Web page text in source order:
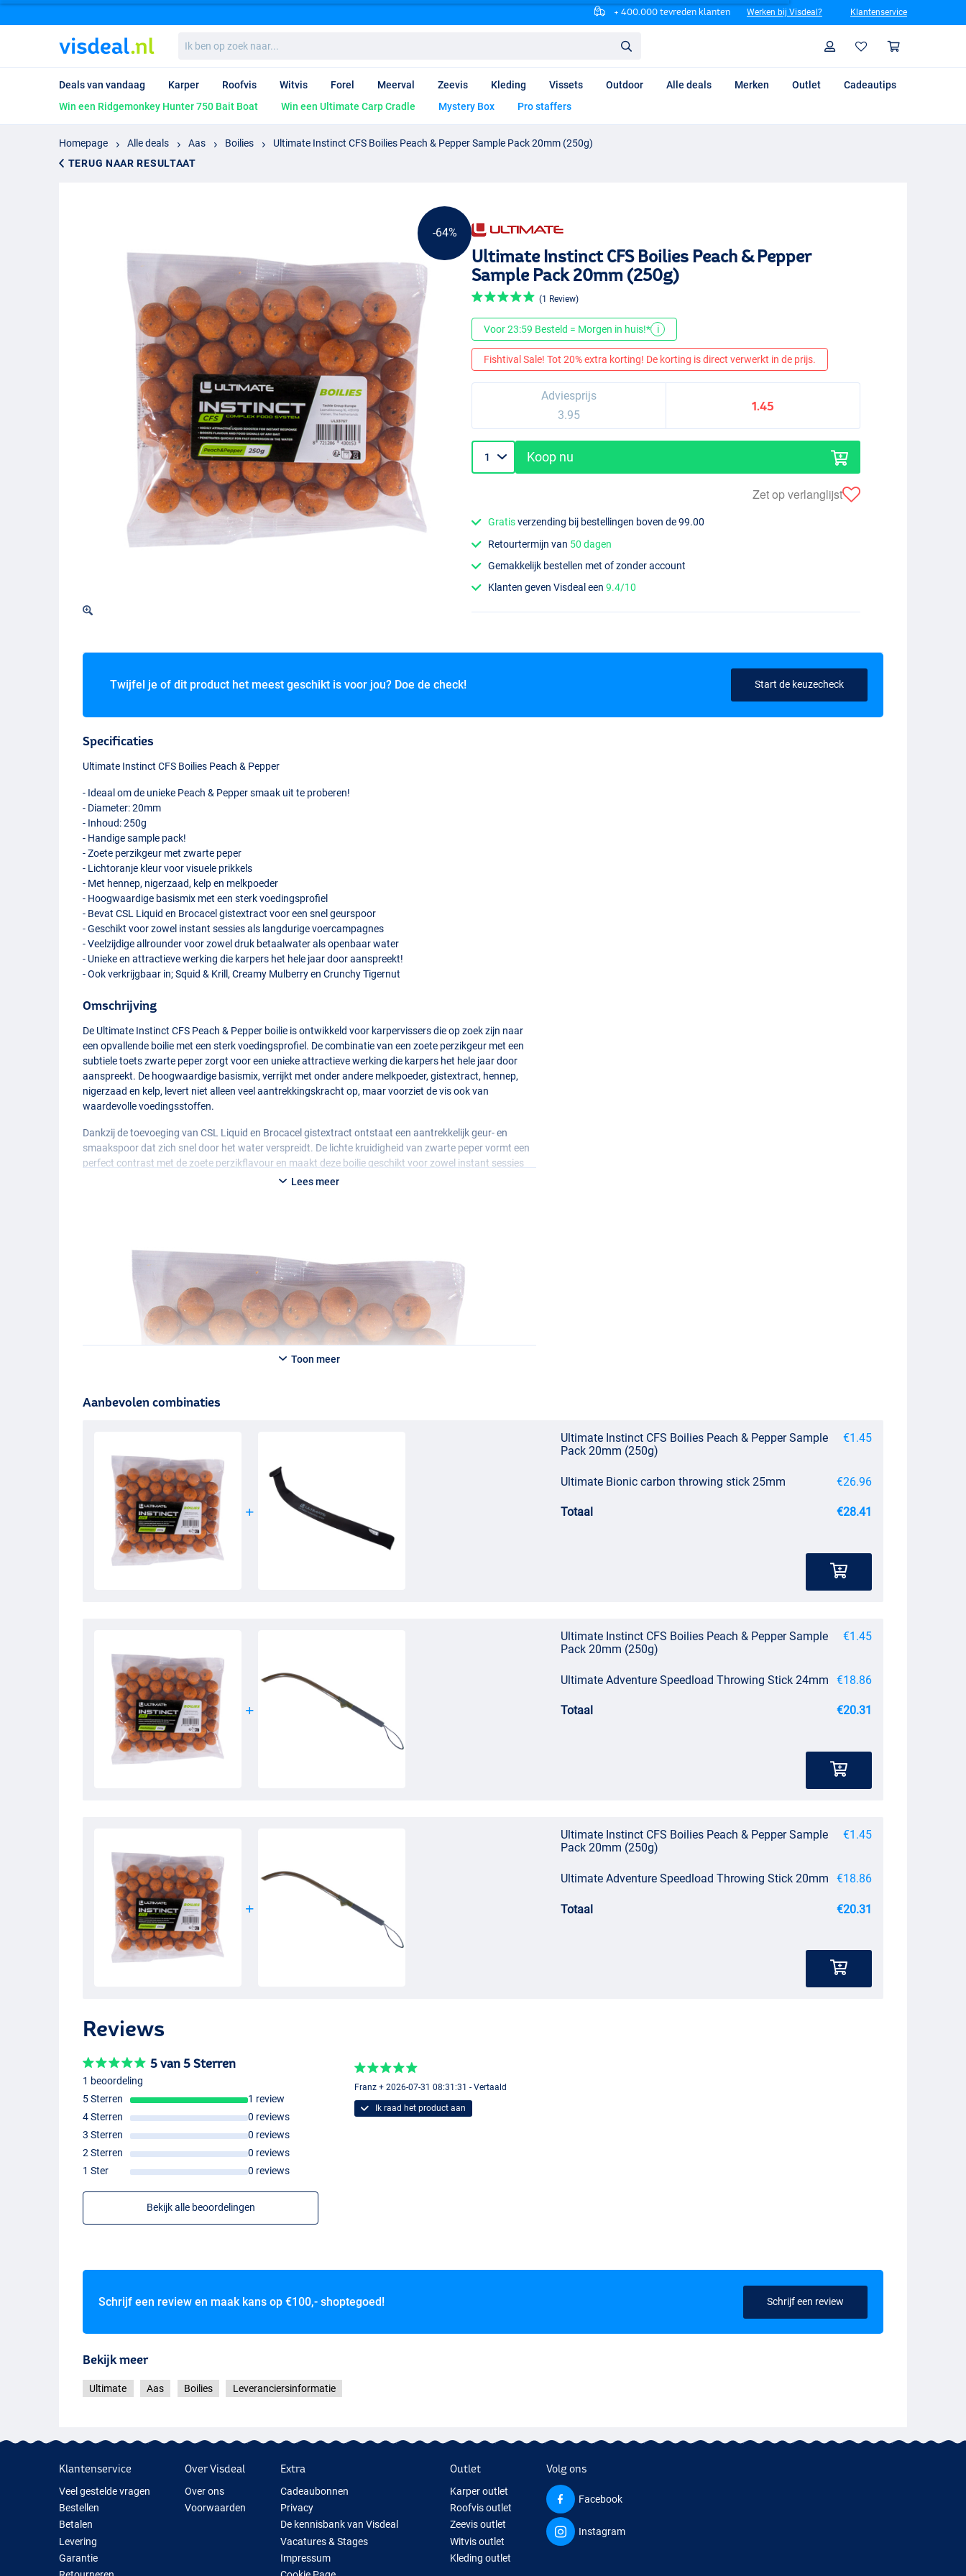
+ 400.000 tevreden klanten Werken bij Visdeal? Klantenservice
ben
op
naar...
Profiel
Deals van vandaag Karper Roofvis Witvis Forel Meerval Zeevis Kleding Vissets Outdoor Alle deals Merken Outlet
Cadeautips
Win een Ridgemonkey Hunter 750 Bait Boat
Win een Ultimate Carp Cradle Mystery Box Pro staffers
Homepage Alle deals Aas Boilies
Ultimate Instinct CFS Boilies Peach & Pepper Sample Pack 20mm (250g)
TERUG NAAR RESULTAAT
-64%
Ultimate Instinct CFS Boilies Peach & Pepper
Sample Pack 20mm (250g)
(1 Review)
Voor 23:59 Besteld = Morgen in huis!* i
Fishtival Sale! Tot 20% extra korting! De korting is direct verwerkt in de prijs.
Adviesprijs
3.95
1.45
Koop nu
Zet op verlanglijst
Gratisverzending bij bestellingen boven de 99.00
Retourtermijn van 50 dagen
Gemakkelijk bestellen met of zonder account
Klanten geven Visdeal een9.4/10
Twijfel je of dit product het meest geschikt is voor jou? Doe de check! Start de keuzecheck
Specificaties
Ultimate InstinctCFS Boilies Peach & Pepper
- Ideaal om de unieke Peach & Pepper smaak uit te proberen!
- Diameter: 20mm
- Inhoud: 250g
- Handige sample pack!
- Zoete perzikgeur met zwarte peper
- Lichtoranje kleur voor visuele prikkels
- Met hennep, nigerzaad, kelp en melkpoeder
- Hoogwaardige basismix met een sterk voedingsprofiel
- BevatCSL Liquid en Brocacel gistextract voor een snel geurspoor
- Geschikt voor zowel instant sessies als langdurige voercampagnes
- Veelzijdige allrounder voor zowel druk betaalwater als openbaar water
- Unieke en attractieve werking die karpers het hele jaar door aanspreekt!
- Ook verkrijgbaar in; Squid & Krill, Creamy Mulberry en Crunchy Tigernut
Omschrijving
De Ultimate InstinctCFS Peach & Pepper boilie is ontwikkeld voor karpervissers die op zoek zijn naar
een opvallende boilie met een sterk voedingsprofiel. De combinatie van een zoete perzikgeur met een
subtiele toets zwarte peper zorgt voor een unieke attractieve werking die karpers het hele jaar door
aanspreekt. De hoogwaardige basismix, verrijkt met onder andere melkpoeder, gistextract, hennep,
nigerzaad en kelp, levert niet alleen veel aantrekkingskracht op, maar voorziet de vis ook van
waardevolle voedingsstoffen.
Dankzij de toevoeging vanCSL Liquid en Brocacel gistextract ontstaat een aantrekkelijk geur- en
smaakspoor dat zich snel door het water verspreidt. De lichte kruidigheid van zwarte peper vormt een
perfect contrast met de zoete perzikflavour en maakt deze boilie geschikt voor zowel instant sessies
als langdurige voercampagnes. Door de hoge voedingswaarde blijven karpers het aas herkennen als
veelzijdige allrounder die zich in uiteenlopende omstandigheden bewezen heeft. Nu verpakt in een
handige sample pack!
Lees meer
Toon meer
Aanbevolen combinaties
Ultimate Instinct CFS Boilies Peach & Pepper Sample
Pack 20mm (250g)
€1.45
Ultimate Bionic carbon throwing stick 25mm €26.96
Totaal €28.41
Ultimate Instinct CFS Boilies Peach & Pepper Sample
Pack 20mm (250g)
€1.45
Ultimate Adventure Speedload Throwing Stick 24mm €18.86
Totaal €20.31
Ultimate Instinct CFS Boilies Peach & Pepper Sample
Pack 20mm (250g)
€1.45
Ultimate Adventure Speedload Throwing Stick 20mm €18.86
Totaal €20.31
Reviews
5 van 5 Sterren
1 beoordeling
5 Sterren
1 review
4 Sterren
0 reviews
3 Sterren
0 reviews
2 Sterren
0 reviews
1 Ster
0 reviews
Bekijk alle beoordelingen
Franz + 2026-07-31 08:31:31 - Vertaald
Ik raad het product aan
Schrijf een review en maak kans op €100,- shoptegoed! Schrijf een review
Bekijk meer
Ultimate Aas Boilies Leveranciersinformatie
Klantenservice
Veel gestelde vragen
Bestellen
Betalen
Levering
Garantie
Over Visdeal
Over ons
Voorwaarden
Extra
Cadeaubonnen
Privacy
De kennisbank van Visdeal
Vacatures & Stages
Impressum
Outlet
Karper outlet
Roofvis outlet
Zeevis outlet
Witvis outlet
Kleding outlet
Volg ons
Facebook
Instagram